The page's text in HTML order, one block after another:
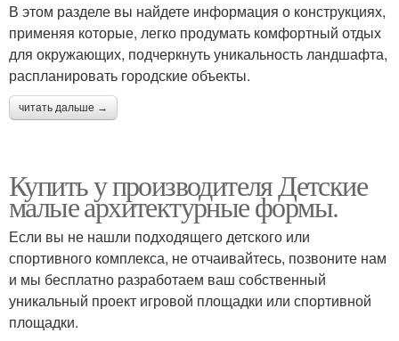
В этом разделе вы найдете информация о конструкциях,
применяя которые, легко продумать комфортный отдых
для окружающих, подчеркнуть уникальность ландшафта,
распланировать городские объекты.
читать дальше →
Купить у производителя Детские
малые архитектурные формы.
Если вы не нашли подходящего детского или
спортивного комплекса, не отчаивайтесь, позвоните нам
и мы бесплатно разработаем ваш собственный
уникальный проект игровой площадки или спортивной
площадки.